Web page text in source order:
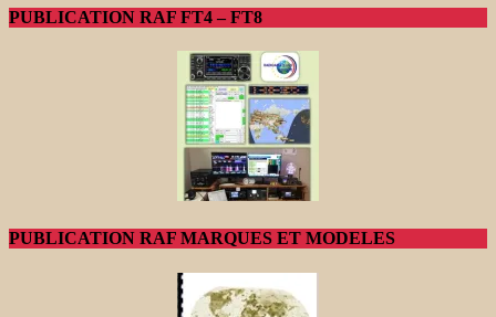
PUBLICATION RAF FT4 – FT8
PUBLICATION RAF MARQUES ET MODELES